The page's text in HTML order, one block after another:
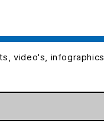
video's, infographics,